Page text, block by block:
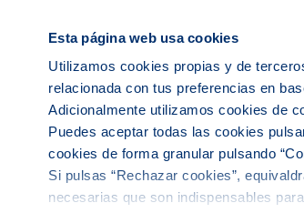
Esta página web usa cookies
Utilizamos cookies propias y de
relacionada con tus preferencias en
Adicionalmente utilizamos cookies de
Puedes aceptar todas las cookies
cookies de forma granular pulsando
Si pulsas “Rechazar cookies”,
necesarias que son indispensables
Sobre nosotros
Actualidad